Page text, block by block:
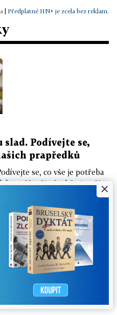
Předplatné HN+ je zcela bez reklam.
Podívejte se,
prapředků
se, co vše je potřeba
použít při výrobě piva. Ve×